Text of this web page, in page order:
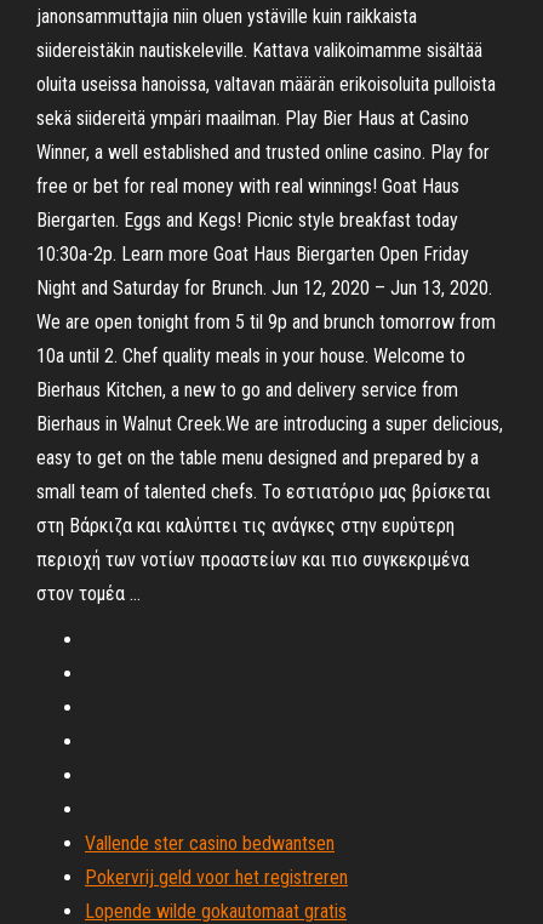
janonsammuttajia niin oluen ystäville kuin raikkaista
siidereistäkin nautiskeleville. Kattava valikoimamme sisältää
oluita useissa hanoissa, valtavan määrän erikoisoluita pulloista
sekä siidereitä ympäri maailman. Play Bier Haus at Casino
Winner, a well established and trusted online casino. Play for
free or bet for real money with real winnings! Goat Haus
Biergarten. Eggs and Kegs! Picnic style breakfast today
10:30a-2p. Learn more Goat Haus Biergarten Open Friday
Night and Saturday for Brunch. Jun 12, 2020 – Jun 13, 2020.
We are open tonight from 5 til 9p and brunch tomorrow from
10a until 2. Chef quality meals in your house. Welcome to
Bierhaus Kitchen, a new to go and delivery service from
Bierhaus in Walnut Creek.We are introducing a super delicious,
easy to get on the table menu designed and prepared by a
small team of talented chefs. Το εστιατόριο μας βρίσκεται
στη Βάρκιζα και καλύπτει τις ανάγκες στην ευρύτερη
περιοχή των νοτίων προαστείων και πιο συγκεκριμένα
στον τομέα …
Vallende ster casino bedwantsen
Pokervrij geld voor het registreren
Lopende wilde gokautomaat gratis